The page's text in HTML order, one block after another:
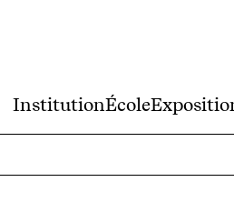
InstitutionÉcole